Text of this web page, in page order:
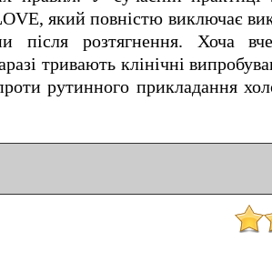
який повністю виключає
після розтягнення. Хоча
тривають клінічні
рутинного прикладання